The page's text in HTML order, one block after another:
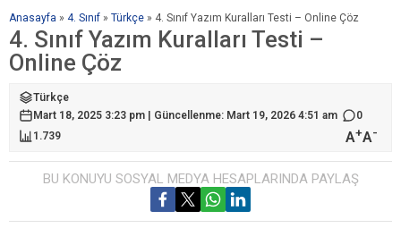
Anasayfa » 4. Sınıf » Türkçe » 4. Sınıf Yazım Kuralları Testi – Online Çöz
4. Sınıf Yazım Kuralları Testi –
Online Çöz
Türkçe
Mart 18, 2025 3:23 pm | Güncellenme: Mart 19, 2026 4:51 am
0
1.739
A+A-
BU KONUYU SOSYAL MEDYA HESAPLARINDA PAYLAŞ